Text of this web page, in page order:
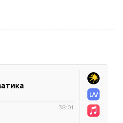
38:01